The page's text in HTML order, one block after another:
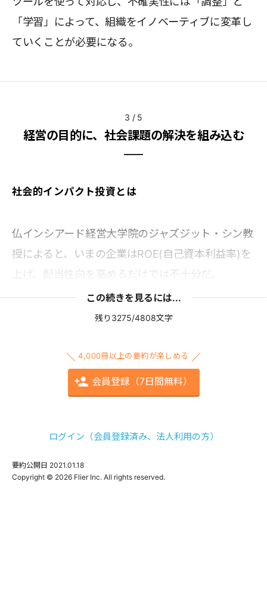
「学習」によって、組織をイノベーティブに変革し
ていくことが必要になる。
3 / 5
経営の目的に、社会課題の解決を組み込む
社会的インパクト投資とは
仏インシアード経営大学院のジャズジット・シン教
授によると、いまの企業はROE(自己資本利益率)を
上げ、配当性向を高めるだけでは不十分だ。
この続きを見るには...
残り3275/4808文字
4,000冊以上の要約が楽しめる
会員登録（7日間無料）
ログイン（会員登録済み、法人利用の方）
要約公開日 2021.01.18